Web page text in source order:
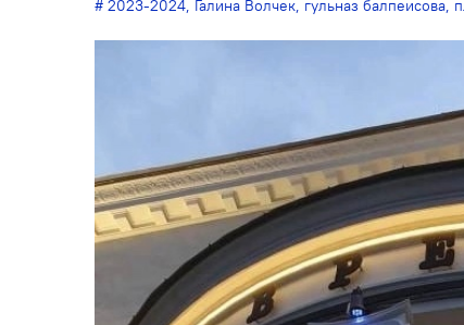
2023-2024, Галина Волчек, гульназ балпеисова,